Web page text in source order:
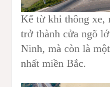
Kể từ khi thông xe,
trở thành cửa ngõ
Ninh, mà còn là
nhất miền Bắc.